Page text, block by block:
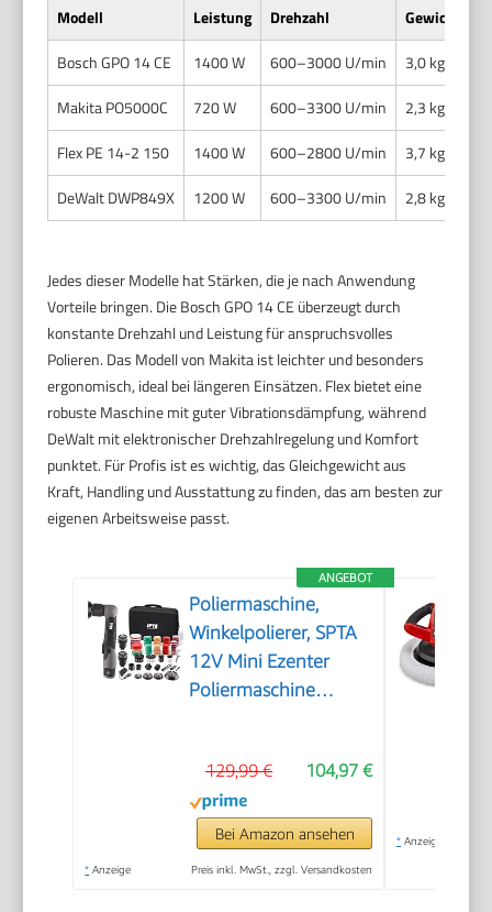
Modell Leistung Drehzahl Gewicht
Bosch GPO 14 CE
1400 W 600–3000 U/min 3,0 kg
Makita PO5000C
720 W 600–3300 U/min 2,3 kg
Flex PE 14-2 150
1400 W 600–2800 U/min 3,7 kg
DeWalt DWP849X
1200 W 600–3300 U/min 2,8 kg
Jedes dieser Modelle hat Stärken, die je nach Anwendung
Vorteile bringen. Die Bosch GPO 14 CE überzeugt durch
konstante Drehzahl und Leistung für anspruchsvolles
Polieren. Das Modell von Makita ist leichter und besonders
ergonomisch, ideal bei längeren Einsätzen. Flex bietet eine
robuste Maschine mit guter Vibrationsdämpfung, während
DeWalt mit elektronischer Drehzahlregelung und Komfort
punktet. Für Profis ist es wichtig, das Gleichgewicht aus
Kraft, Handling und Ausstattung zu finden, das am besten zur
eigenen Arbeitsweise passt.
ANGEBOT
Poliermaschine,
Winkelpolierer, SPTA
12V Mini Ezenter
Poliermaschine
Polierteller/Polierschwamm/
zum Polieren von
Auto, Möbeln -
LD104DE-V2
104,97 €
129,99 €
Bei Amazon ansehen
* Anzeige Preis inkl. MwSt., zzgl. Versandkosten
* Anzeige